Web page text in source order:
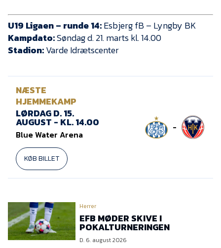
U19 Ligaen – runde 14:Esbjerg fB – Lyngby BK
Kampdato:Søndag d. 21. marts kl. 14.00
Stadion:Varde Idrætscenter
NÆSTE
HJEMMEKAMP
LØRDAG D. 15.
AUGUST - KL. 14.00
Blue Water Arena
KØB BILLET
-
Herrer
EFB MØDER SKIVE I
POKALTURNERINGEN
D. 6. august 2026